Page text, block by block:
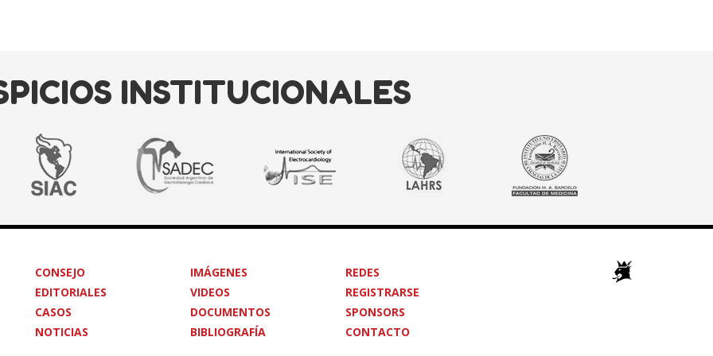
INSTITUCIONALES
CONSEJO
EDITORIALES
CASOS
NOTICIAS
IMÁGENES
VIDEOS
DOCUMENTOS
BIBLIOGRAFÍA
REDES
REGISTRARSE
SPONSORS
CONTACTO